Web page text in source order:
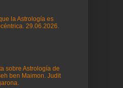
la Astrología es
29.06.2026.
sobre Astrología de
ben Maimon. Judit